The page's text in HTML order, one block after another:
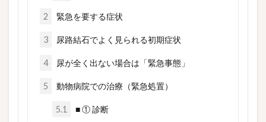
2 緊急を要する症状
3 尿路結石でよく見られる初期症状
4 尿が全く出ない場合は「緊急事態」
5 動物病院での治療（緊急処置）
5.1 ■ ① 診断